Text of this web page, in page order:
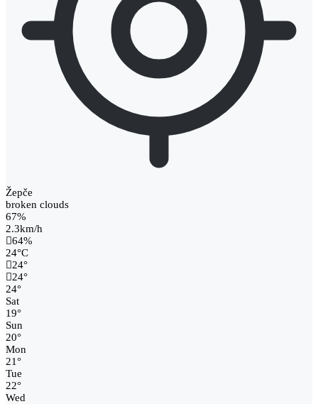
Žepče
broken clouds
67%
2.3km/h
64%
24°C
24°
24°
24°
Sat
19°
Sun
20°
Mon
21°
Tue
22°
Wed